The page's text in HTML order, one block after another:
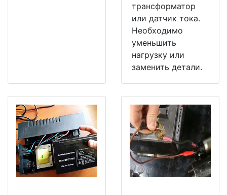
трансформатор
или датчик тока.
Необходимо
уменьшить
нагрузку или
заменить детали.